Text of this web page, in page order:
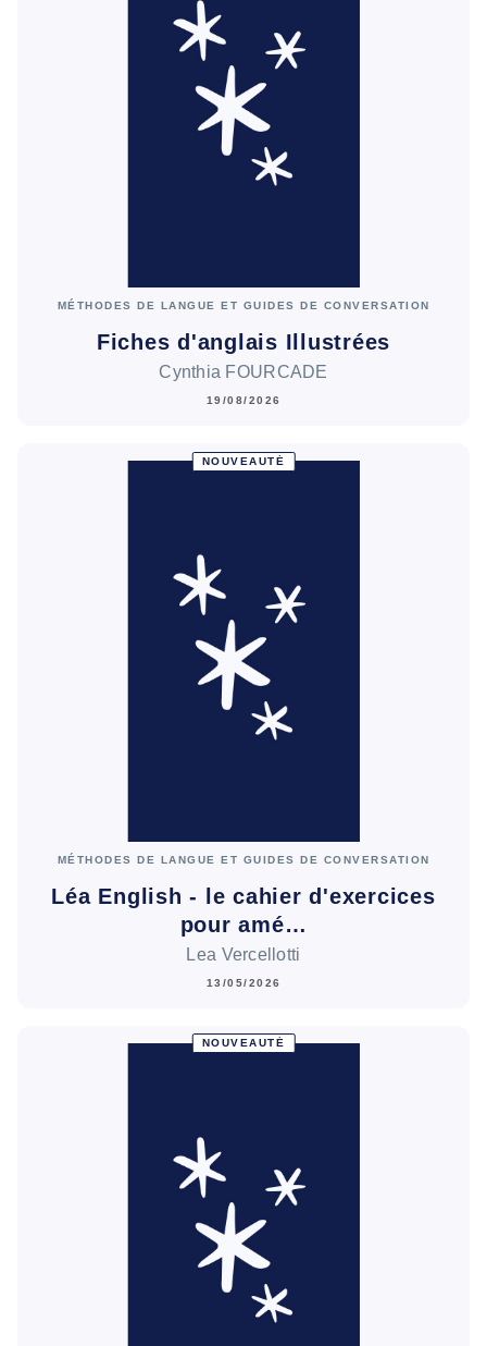
MÉTHODES DE LANGUE ET GUIDES DE CONVERSATION
Fiches d'anglais Illustrées
Cynthia FOURCADE
19/08/2026
NOUVEAUTÉ
MÉTHODES DE LANGUE ET GUIDES DE CONVERSATION
Léa English - le cahier d'exercices
pour amé…
Lea Vercellotti
13/05/2026
NOUVEAUTÉ